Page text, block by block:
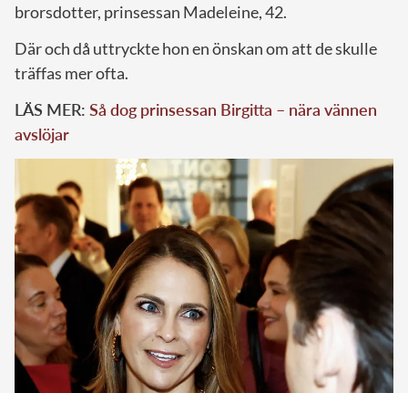
brorsdotter, prinsessan Madeleine, 42.
Där och då uttryckte hon en önskan om att de skulle
träffas mer ofta.
LÄS MER: Så dog prinsessan Birgitta – nära vännen
avslöjar